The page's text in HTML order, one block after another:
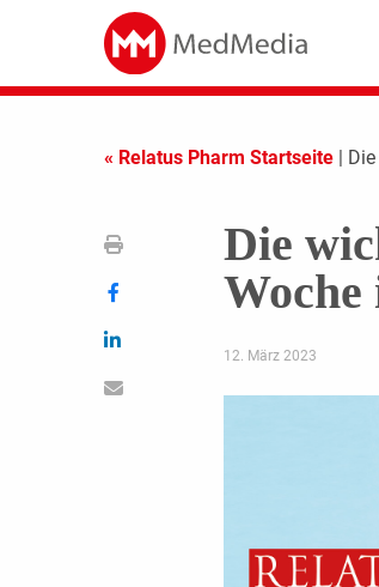
« Relatus Pharm Startseite |
Die
Woche
12. März 2023